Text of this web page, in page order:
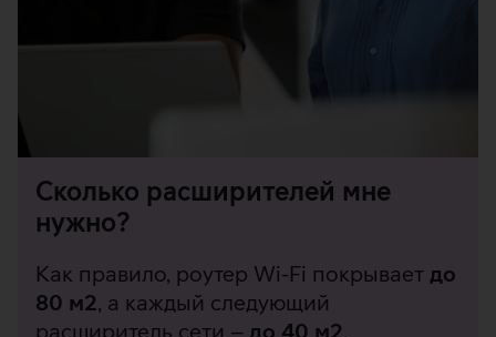
Сколько расширителей мне
нужно?
Как правило, роутер Wi-Fi покрывает до
80 м2, а каждый следующий
расширитель сети – до 40 м2.